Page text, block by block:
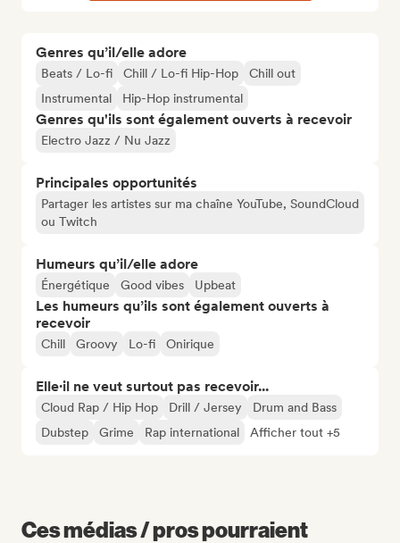
Genres qu’il/elle adore
Beats / Lo-fi Chill / Lo-fi Hip-Hop
Chill out
Instrumental
Hip-Hop instrumental
Genres qu'ils sont également ouverts à recevoir
Electro Jazz / Nu Jazz
Principales opportunités
Partager les artistes sur ma chaîne YouTube, SoundCloud
ou Twitch
Humeurs qu’il/elle adore
Énergétique Good vibes Upbeat
Les humeurs qu’ils sont également ouverts à
recevoir
Chill Groovy Lo-fi Onirique
Elle·il ne veut surtout pas recevoir...
Cloud Rap / Hip Hop Drill / Jersey
Drum and Bass
Dubstep
Grime Rap international Afficher tout +5
Ces médias / pros pourraient